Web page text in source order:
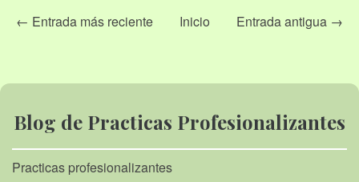
← Entrada más reciente Entrada antigua →
Inicio
Blog de Practicas Profesionalizantes
Practicas profesionalizantes